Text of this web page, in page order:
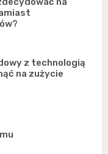
z technologią
na zużycie